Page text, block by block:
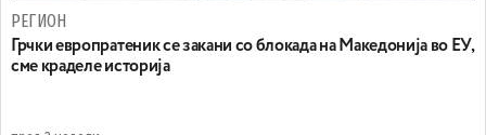
РЕГИОН
Грчки европратеник се закани со блокада на Македонија во ЕУ,
сме краделе историја